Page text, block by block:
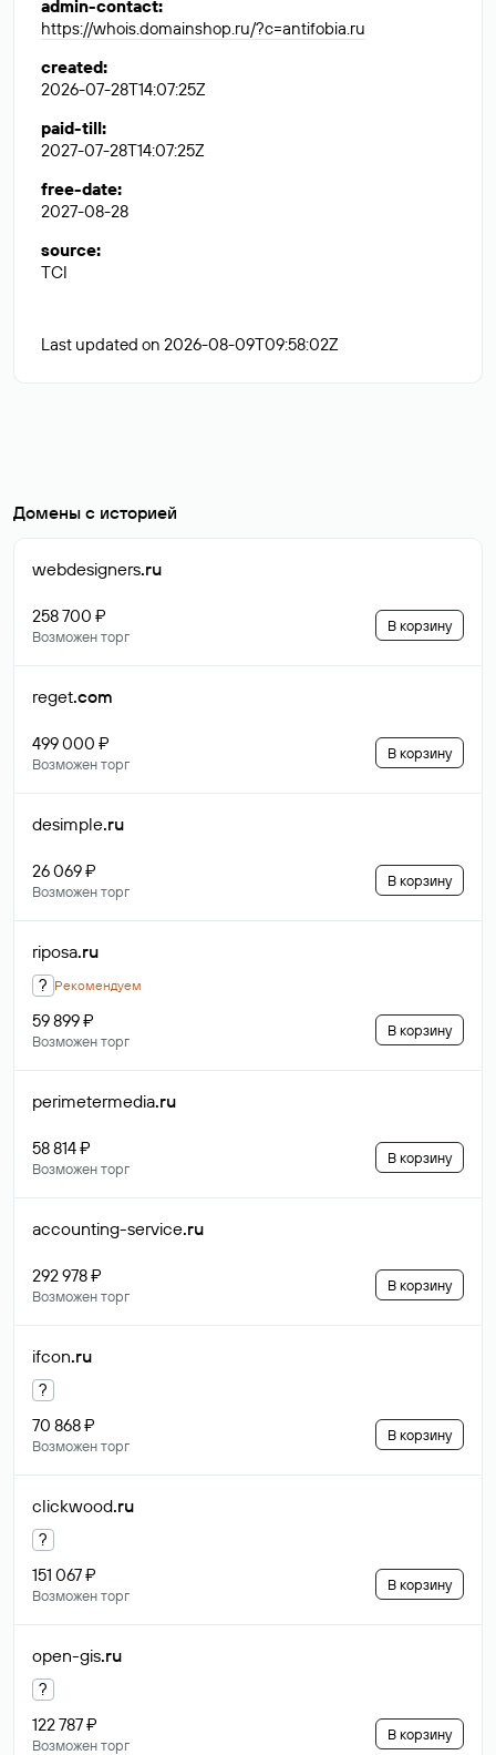
admin-contact:
https://whois.domainshop.ru/?c=antifobia.ru
created:
2026-07-28T14:07:25Z
paid-till:
2027-07-28T14:07:25Z
free-date:
2027-08-28
source:
TCI
Last updated on 2026-08-09T09:58:02Z
Домены с историей
webdesigners.ru
258 700 ₽
Возможен торг
В корзину
reget.com
499 000 ₽
Возможен торг
В корзину
desimple.ru
26 069 ₽
Возможен торг
В корзину
riposa.ru
? Рекомендуем
59 899 ₽
Возможен торг
В корзину
perimetermedia.ru
58 814 ₽
Возможен торг
В корзину
accounting-service.ru
292 978 ₽
Возможен торг
В корзину
ifcon.ru
?
70 868 ₽
Возможен торг
В корзину
clickwood.ru
?
151 067 ₽
Возможен торг
В корзину
open-gis.ru
?
122 787 ₽
Возможен торг
В корзину